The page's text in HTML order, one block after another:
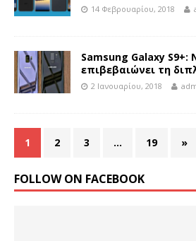
14 Φεβρουαρίου, 2018
Samsung Galaxy S9+:
επιβεβαιώνει τη
2 Ιανουαρίου, 2018
1 2 3 … 19 »
FOLLOW ON FACEBOOK